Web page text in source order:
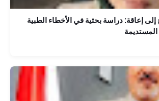
إلى إعاقة: دراسة بحثية في الأخطاء الطبية